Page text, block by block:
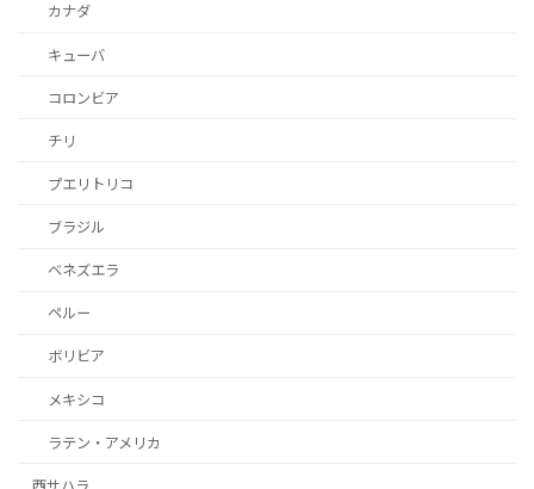
カナダ
キューバ
コロンビア
チリ
プエリトリコ
ブラジル
ベネズエラ
ペルー
ボリビア
メキシコ
ラテン・アメリカ